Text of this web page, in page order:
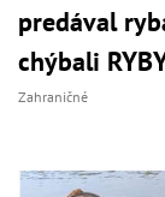
predával
chýbali
Zahraničné